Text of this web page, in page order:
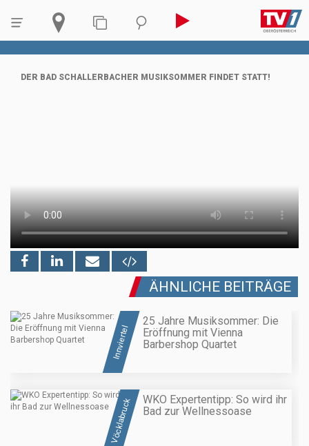
DER BAD SCHALLERBACHER MUSIKSOMMER FINDET STATT!
ÄHNLICHE BEITRÄGE
Innviertel
25 Jahre Musiksommer: Die
Eröffnung mit Vienna
Barbershop Quartet
Vöcklabruck
WKO Expertentipp: So wird ihr
Bad zur Wellnessoase